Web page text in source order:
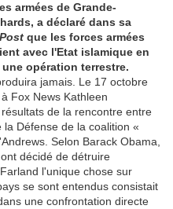
armées de Grande-
a déclaré dans sa
que les forces armées
avec l'Etat islamique en
opération terrestre.
jamais. Le 17 octobre
Fox News Kathleen
de la rencontre entre
Défense de la coalition «
Selon Barack Obama,
décidé de détruire
l'unique chose sur
se sont entendus consistait
une confrontation directe